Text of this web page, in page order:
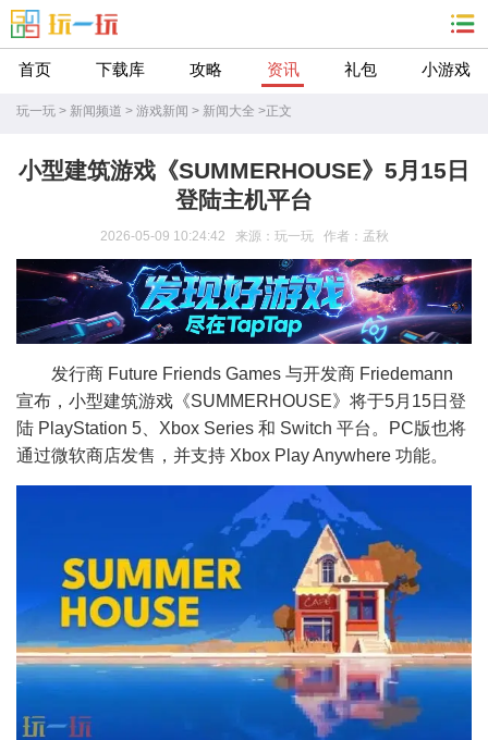
首页 下载库 攻略 资讯 礼包 小游戏
玩一玩 > 新闻频道 > 游戏新闻 > 新闻大全 >正文
小型建筑游戏《SUMMERHOUSE》5月15日
登陆主机平台
2026-05-09 10:24:42 来源：玩一玩 作者：孟秋
发行商 Future Friends Games 与开发商 Friedemann
宣布，小型建筑游戏《SUMMERHOUSE》将于5月15日登
陆 PlayStation 5、Xbox Series 和 Switch 平台。PC版也将
通过微软商店发售，并支持 Xbox Play Anywhere 功能。